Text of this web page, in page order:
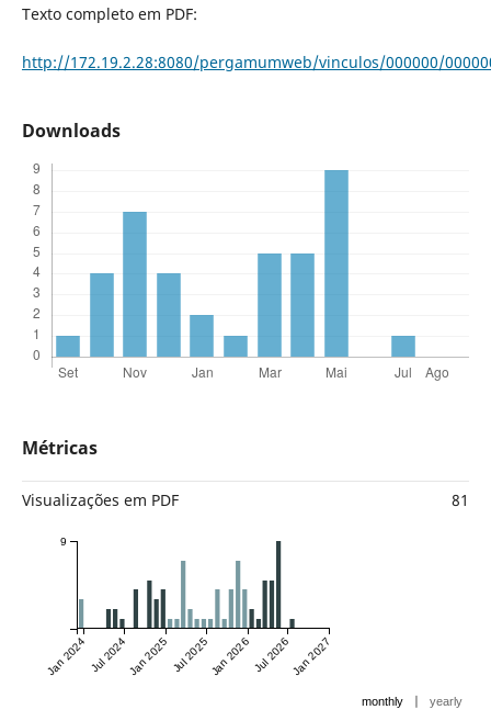
Texto completo em PDF:
http://172.19.2.28:8080/pergamumweb/vinculos/000000/
Downloads
Métricas
Visualizações em PDF 81
Jan 2024Jul 2024Jan 2025Jul 2025Jan 2026Jul 2026Jan 2027
9
monthly | yearly